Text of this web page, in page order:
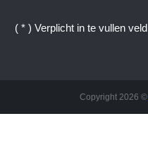
( * ) Verplicht in te vullen veld
Copyright 2026 ©